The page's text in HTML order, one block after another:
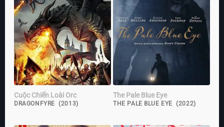
Cuộc Chiến Loài Orc
DRAGONFYRE (2013)
The Pale Blue Eye
THE PALE BLUE EYE (2022)